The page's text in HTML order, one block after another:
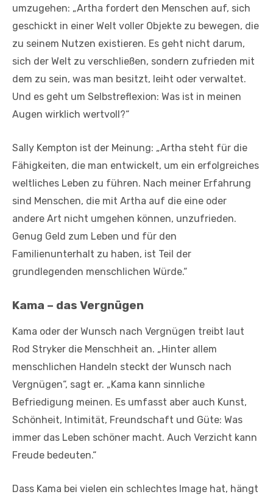
umzugehen: „Artha fordert den Menschen auf, sich
geschickt in einer Welt voller Objekte zu bewegen, die
zu seinem Nutzen existieren. Es geht nicht darum,
sich der Welt zu verschließen, sondern zufrieden mit
dem zu sein, was man besitzt, leiht oder verwaltet.
Und es geht um Selbstreflexion: Was ist in meinen
Augen wirklich wertvoll?“
Sally Kempton ist der Meinung: „Artha steht für die
Fähigkeiten, die man entwickelt, um ein erfolgreiches
weltliches Leben zu führen. Nach meiner Erfahrung
sind Menschen, die mit Artha auf die eine oder
andere Art nicht umgehen können, unzufrieden.
Genug Geld zum Leben und für den
Familienunterhalt zu haben, ist Teil der
grundlegenden menschlichen Würde.“
Kama – das Vergnügen
Kama oder der Wunsch nach Vergnügen treibt laut
Rod Stryker die Menschheit an. „Hinter allem
menschlichen Handeln steckt der Wunsch nach
Vergnügen“, sagt er. „Kama kann sinnliche
Befriedigung meinen. Es umfasst aber auch Kunst,
Schönheit, Intimität, Freundschaft und Güte: Was
immer das Leben schöner macht. Auch Verzicht kann
Freude bedeuten.“
Dass Kama bei vielen ein schlechtes Image hat, hängt